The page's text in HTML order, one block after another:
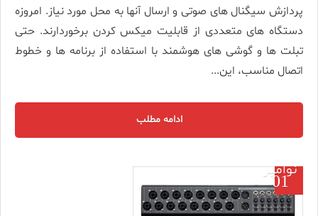
پردازش سیگنال­ های صوتی و ارسال آنها به محل مورد نیاز. امروزه
دستگاه های متعددی از قابلیت میکس­ کردن برخوردارند. حتی
تبلت­ ها و گوشی ­های هوشمند با استفاده از برنامه ­ها و خطوط
اتصال مناسب، این...
ادامه مطلب
نوامبر
01